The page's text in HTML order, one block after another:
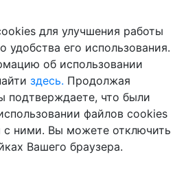
для улучшения работы
удобства его использования.
об использовании
здесь. Продолжая
подтверждаете, что были
файлов cookies
с ними. Вы можете отключить
Вашего браузера.